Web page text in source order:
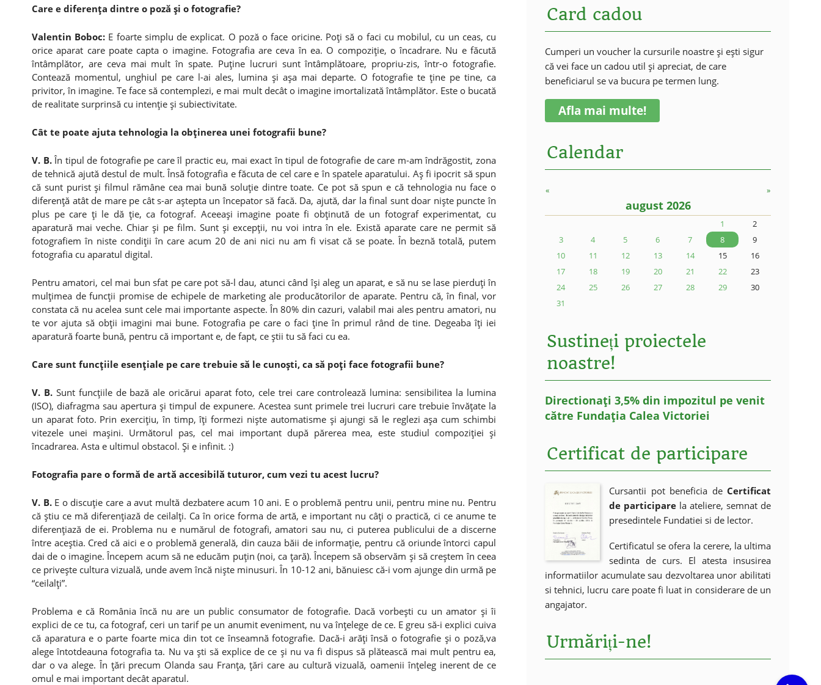
Care e diferenţa dintre o poză şi o fotografie?
Valentin Boboc: E foarte simplu de explicat. O poză o face oricine. Poţi să o faci cu mobilul, cu un ceas, cu
orice aparat care poate capta o imagine. Fotografia are ceva în ea. O compoziţie, o încadrare. Nu e făcută
întâmplător, are ceva mai mult în spate. Puţine lucruri sunt întâmplătoare, propriu-zis, într-o fotografie.
Contează momentul, unghiul pe care l-ai ales, lumina şi aşa mai departe. O fotografie te ţine pe tine, ca
privitor, în imagine. Te face să contemplezi, e mai mult decât o imagine imortalizată întâmplător. Este o bucată
de realitate surprinsă cu intenţie şi subiectivitate.
Cât te poate ajuta tehnologia la obţinerea unei fotografii bune?
V. B.În tipul de fotografie pe care îl practic eu, mai exact în tipul de fotografie de care m-am îndrăgostit, zona
de tehnică ajută destul de mult. Însă fotografia e făcuta de cel care e în spatele aparatului. Aş fi ipocrit să spun
că sunt purist şi filmul rămâne cea mai bună soluţie dintre toate. Ce pot să spun e că tehnologia nu face o
diferenţă atât de mare pe cât s-ar aştepta un începator să facă. Da, ajută, dar la final sunt doar nişte puncte în
plus pe care ţi le dă ţie, ca fotograf. Aceeaşi imagine poate fi obţinută de un fotograf experimentat, cu
aparatură mai veche. Chiar şi pe film. Sunt şi excepţii, nu voi intra în ele. Există aparate care ne permit să
fotografiem în niste condiţii în care acum 20 de ani nici nu am fi visat că se poate. În beznă totală, putem
fotografia cu aparatul digital.
Pentru amatori, cel mai bun sfat pe care pot să-l dau, atunci când îşi aleg un aparat, e să nu se lase pierduţi în
mulţimea de funcţii promise de echipele de marketing ale producătorilor de aparate. Pentru că, în final, vor
constata că nu acelea sunt cele mai importante aspecte. În 80% din cazuri, valabil mai ales pentru amatori, nu
te vor ajuta să obţii imagini mai bune. Fotografia pe care o faci ţine în primul rând de tine. Degeaba îţi iei
aparatură foarte bună, pentru că important e, de fapt, ce ştii tu să faci cu ea.
Care sunt funcţiile esenţiale pe care trebuie să le cunoşti, ca să poţi face fotografii bune?
V. B. Sunt funcţiile de bază ale oricărui aparat foto, cele trei care controlează lumina: sensibilitea la lumina
(ISO), diafragma sau apertura şi timpul de expunere. Acestea sunt primele trei lucruri care trebuie învăţate la
un aparat foto. Prin exerciţiu, în timp, îţi formezi nişte automatisme şi ajungi să le reglezi aşa cum schimbi
vitezele unei maşini. Următorul pas, cel mai important după părerea mea, este studiul compoziţiei şi
încadrarea. Asta e ultimul obstacol. Şi e infinit. :)
Fotografia pare o formă de artă accesibilă tuturor, cum vezi tu acest lucru?
V. B.E o discuţie care a avut multă dezbatere acum 10 ani. E o problemă pentru unii, pentru mine nu. Pentru
că ştiu ce mă diferenţiază de ceilalţi. Ca în orice forma de artă, e important nu câţi o practică, ci ce anume te
diferenţiază de ei. Problema nu e numărul de fotografi, amatori sau nu, ci puterea publicului de a discerne
între aceştia. Cred că aici e o problemă generală, din cauza băii de informaţie, pentru că oriunde întorci capul
dai de o imagine. Începem acum să ne educăm puţin (noi, ca ţară). Începem să observăm şi să creştem în ceea
ce priveşte cultura vizuală, unde avem încă nişte minusuri. În 10-12 ani, bănuiesc că-i vom ajunge din urmă pe
“ceilalţi”.
Problema e că România încă nu are un public consumator de fotografie. Dacă vorbeşti cu un amator şi îi
explici de ce tu, ca fotograf, ceri un tarif pe un anumit eveniment, nu va înţelege de ce. E greu să-i explici cuiva
că aparatura e o parte foarte mica din tot ce înseamnă fotografie. Dacă-i arăţi însă o fotografie şi o poză,va
alege întotdeauna fotografia ta. Nu va şti să explice de ce şi nu va fi dispus să plătească mai mult pentru ea,
dar o va alege. În ţări precum Olanda sau Franţa, ţări care au cultură vizuală, oamenii înţeleg inerent de ce
omul e mai important decât aparatul.
Card cadou
Cumperi un voucher la cursurile noastre și ești sigur
că vei face un cadou util și apreciat, de care
beneficiarul se va bucura pe termen lung.
Afla mai multe!
Calendar
« »
august 2026
1
2
3
4 5 6 7 8
9
10
11 12 13 14 15
16
17
18 19 20 21 22
23
24
25 26 27 28 29
30
31
Sustineți proiectele
noastre!
Directionați 3,5% din impozitul pe venit
către Fundația Calea Victoriei
Certificat de participare
Cursantii pot beneficia de Certificat
de participare la ateliere, semnat de
presedintele Fundatiei si de lector.
Certificatul se ofera la cerere, la ultima
sedinta de curs. El atesta insusirea
informatiilor acumulate sau dezvoltarea unor abilitati
si tehnici, lucru care poate fi luat in considerare de un
angajator.
Urmăriți-ne!